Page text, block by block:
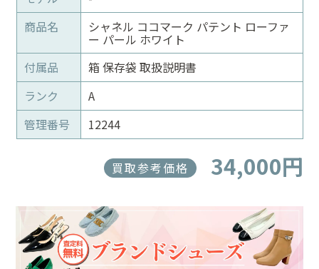
商品名
シャネル ココマーク パテント ローファ
ー パール ホワイト
付属品
箱 保存袋 取扱説明書
ランク
A
管理番号
12244
買取参考価格 34,000円